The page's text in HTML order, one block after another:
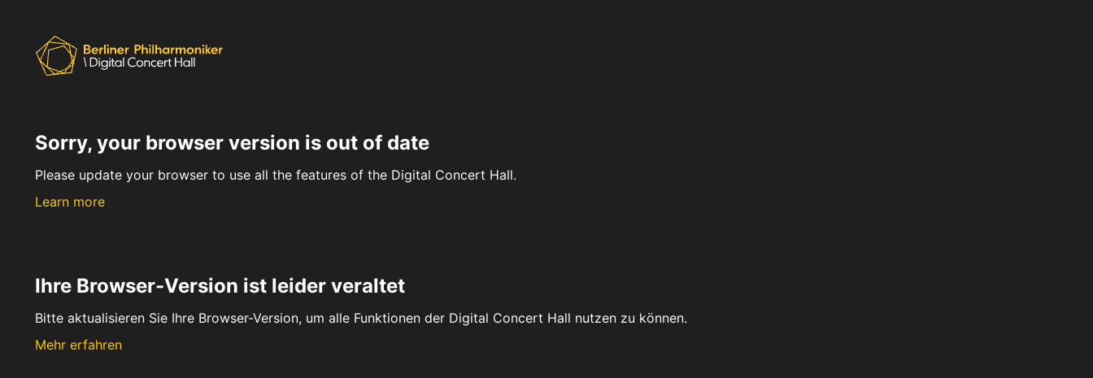
Sorry, your browser version is out of date
Please update your browser to use all the features of the Digital Concert Hall.
Learn more
Ihre Browser-Version ist leider veraltet
Bitte aktualisieren Sie Ihre Browser-Version, um alle Funktionen der Digital Concert Hall nutzen zu können.
Mehr erfahren